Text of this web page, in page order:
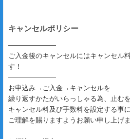
キャンセルポリシー
―――――――
ご入金後のキャンセルにはキャンセル
す！
―――――――
お申込み→ご入金→キャンセルを
繰り返すかたがいらっしゃる為、止むを
キャンセル料及び手数料を設定する事
ご理解を賜りますようお願い申し上げま